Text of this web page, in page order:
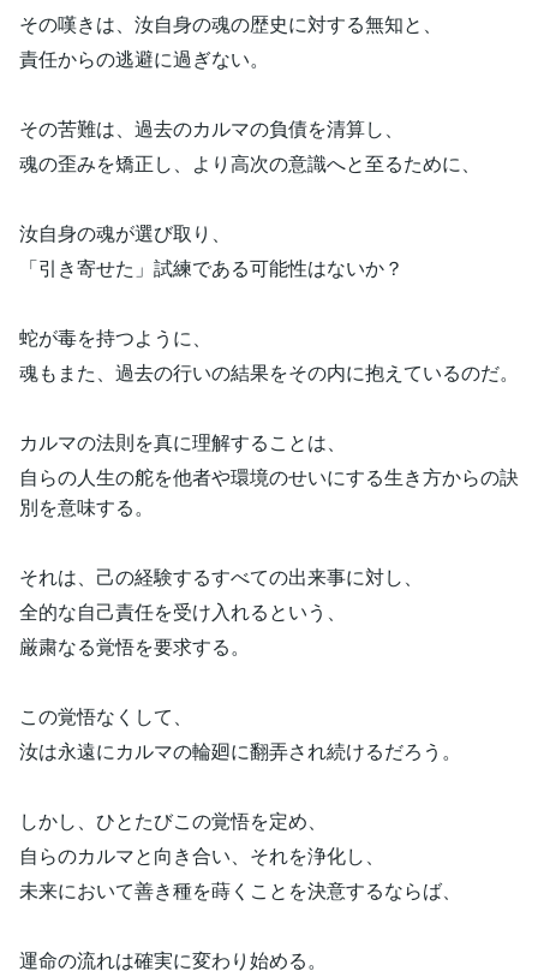
その嘆きは、汝自身の魂の歴史に対する無知と、
責任からの逃避に過ぎない。
その苦難は、過去のカルマの負債を清算し、
魂の歪みを矯正し、より高次の意識へと至るために、
汝自身の魂が選び取り、
「引き寄せた」試練である可能性はないか？
蛇が毒を持つように、
魂もまた、過去の行いの結果をその内に抱えているのだ。
カルマの法則を真に理解することは、
自らの人生の舵を他者や環境のせいにする生き方からの訣
別を意味する。
それは、己の経験するすべての出来事に対し、
全的な自己責任を受け入れるという、
厳粛なる覚悟を要求する。
この覚悟なくして、
汝は永遠にカルマの輪廻に翻弄され続けるだろう。
しかし、ひとたびこの覚悟を定め、
自らのカルマと向き合い、それを浄化し、
未来において善き種を蒔くことを決意するならば、
運命の流れは確実に変わり始める。